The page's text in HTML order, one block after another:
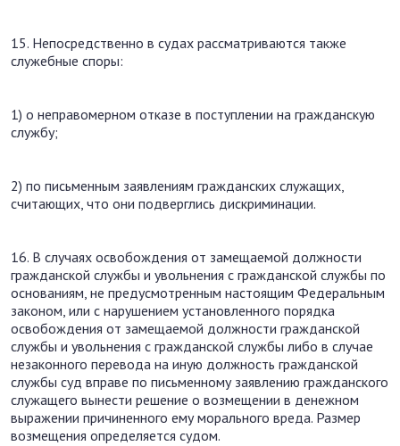
15. Непосредственно в судах рассматриваются также
служебные споры:
1) о неправомерном отказе в поступлении на гражданскую
службу;
2) по письменным заявлениям гражданских служащих,
считающих, что они подверглись дискриминации.
16. В случаях освобождения от замещаемой должности
гражданской службы и увольнения с гражданской службы по
основаниям, не предусмотренным настоящим Федеральным
законом, или с нарушением установленного порядка
освобождения от замещаемой должности гражданской
службы и увольнения с гражданской службы либо в случае
незаконного перевода на иную должность гражданской
службы суд вправе по письменному заявлению гражданского
служащего вынести решение о возмещении в денежном
выражении причиненного ему морального вреда. Размер
возмещения определяется судом.